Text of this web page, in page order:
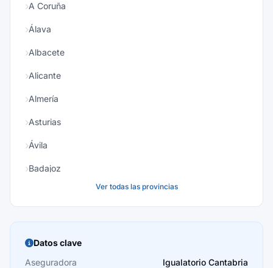
A Coruña
Álava
Albacete
Alicante
Almería
Asturias
Ávila
Badajoz
Burgos
Cáceres
Ver todas las provincias
Datos clave
Aseguradora
Igualatorio Cantabria